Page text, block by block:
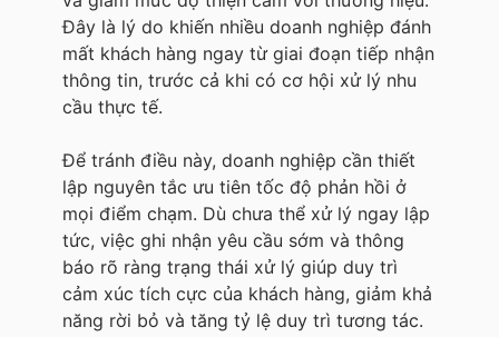
Đây là lý do khiến nhiều doanh nghiệp đánh
mất khách hàng ngay từ giai đoạn tiếp nhận
thông tin, trước cả khi có cơ hội xử lý nhu
cầu thực tế.
Để tránh điều này, doanh nghiệp cần thiết
lập nguyên tắc ưu tiên tốc độ phản hồi ở
mọi điểm chạm. Dù chưa thể xử lý ngay lập
tức, việc ghi nhận yêu cầu sớm và thông
báo rõ ràng trạng thái xử lý giúp duy trì
cảm xúc tích cực của khách hàng, giảm khả
năng rời bỏ và tăng tỷ lệ duy trì tương tác.